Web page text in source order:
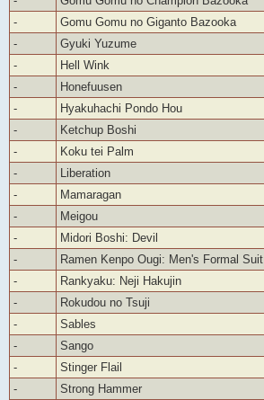
-
Gomu Gomu no Giganto Bazooka
-
Gyuki Yuzume
-
Hell Wink
-
Honefuusen
-
Hyakuhachi Pondo Hou
-
Ketchup Boshi
-
Koku tei Palm
-
Liberation
-
Mamaragan
-
Meigou
-
Midori Boshi: Devil
-
Ramen Kenpo Ougi: Men's Formal Suit
-
Rankyaku: Neji Hakujin
-
Rokudou no Tsuji
-
Sables
-
Sango
-
Stinger Flail
-
Strong Hammer